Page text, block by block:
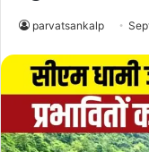
parvatsankalp